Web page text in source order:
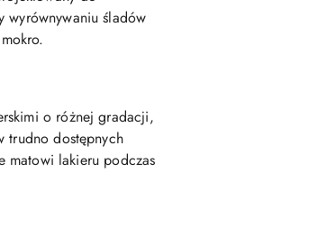
wyrównywaniu śladów
o różnej gradacji,
trudno dostępnych
matowi lakieru podczas